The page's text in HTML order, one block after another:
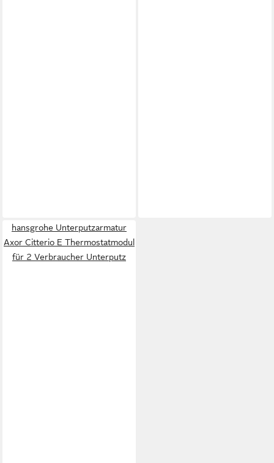
hansgrohe Unterputzarmatur
Axor Citterio E Thermostatmodul
für 2 Verbraucher Unterputz